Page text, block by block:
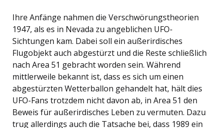
Ihre Anfänge nahmen die Verschwörungstheorien
1947, als es in Nevada zu angeblichen UFO-
Sichtungen kam. Dabei soll ein außerirdisches
Flugobjekt auch abgestürzt und die Reste schließlich
nach Area 51 gebracht worden sein. Während
mittlerweile bekannt ist, dass es sich um einen
abgestürzten Wetterballon gehandelt hat, hält dies
UFO-Fans trotzdem nicht davon ab, in Area 51 den
Beweis für außerirdisches Leben zu vermuten. Dazu
trug allerdings auch die Tatsache bei, dass 1989 ein